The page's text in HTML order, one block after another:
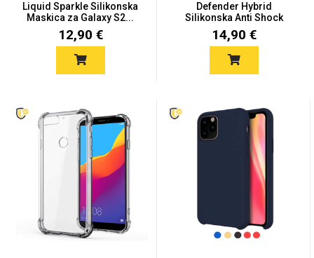
Liquid Sparkle Silikonska
Maskica za Galaxy S2...
12,90 €
Defender Hybrid
Silikonska Anti Shock
Maskica...
14,90 €